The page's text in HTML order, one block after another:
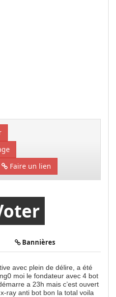
Faire un lien
Bannières
avec plein de délire, a été
moi le fondateur avec 4 bot
a 23h mais c’est ouvert
ray anti bot bon la total voila